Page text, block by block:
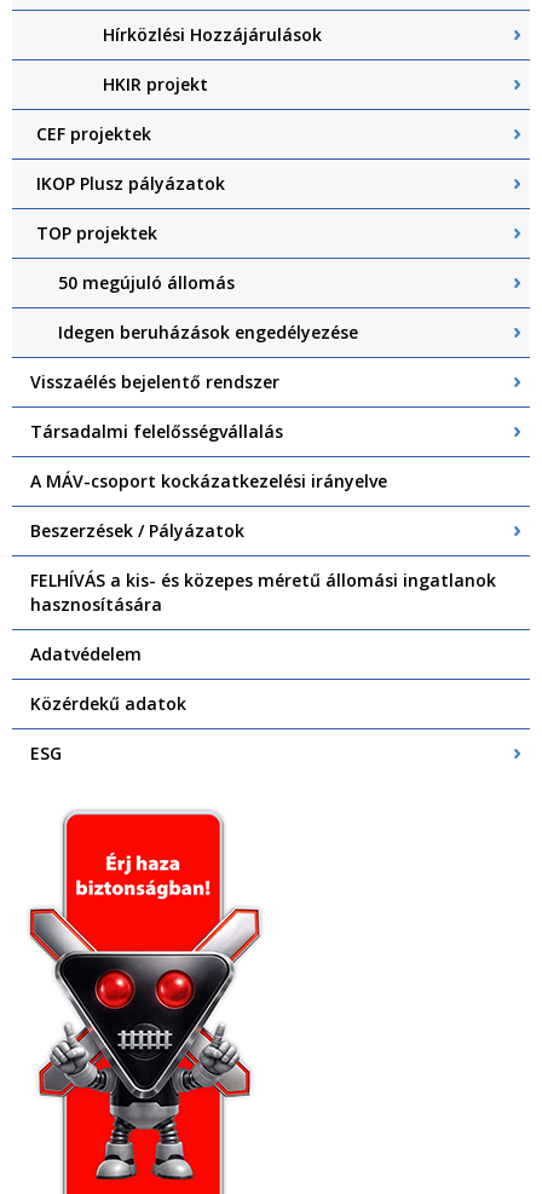
Hírközlési Hozzájárulások
HKIR projekt
CEF projektek
IKOP Plusz pályázatok
TOP projektek
50 megújuló állomás
Idegen beruházások engedélyezése
Visszaélés bejelentő rendszer
Társadalmi felelősségvállalás
A MÁV-csoport kockázatkezelési irányelve
Beszerzések / Pályázatok
FELHÍVÁS a kis- és közepes méretű állomási ingatlanok
hasznosítására
Adatvédelem
Közérdekű adatok
ESG